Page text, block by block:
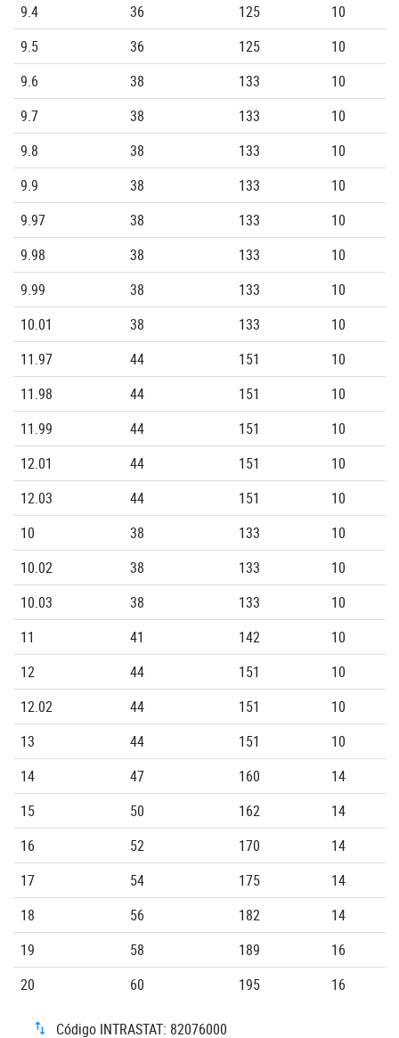
9.4
36 125
10
9.5
36 125
10
9.6
38 133
10
9.7
38 133
10
9.8
38 133
10
9.9
38 133
10
9.97
38 133
10
9.98
38 133
10
9.99
38 133
10
10.01
38 133
10
11.97
44 151
10
11.98
44 151
10
11.99
44 151
10
12.01
44 151
10
12.03
44 151
10
10
38 133
10
10.02
38 133
10
10.03
38 133
10
11
41 142
10
12
44 151
10
12.02
44 151
10
13
44 151
10
14
47 160
14
15
50 162
14
16
52 170
14
17
54 175
14
18
56 182
14
19
58 189
16
20
60 195 16
Código INTRASTAT: 82076000